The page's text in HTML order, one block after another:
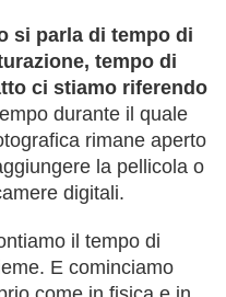
si parla di tempo di
tempo di
ci stiamo riferendo
durante il quale
rimane aperto
la pellicola o
digitali.
il tempo di
E cominciamo